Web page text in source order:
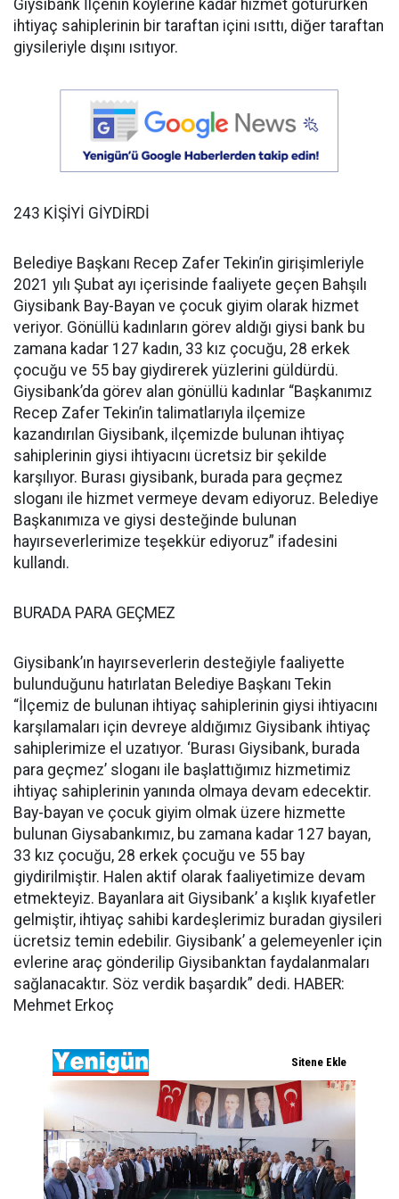
Giysibank İlçenin köylerine kadar hizmet götürürken
ihtiyaç sahiplerinin bir taraftan içini ısıttı, diğer taraftan
giysileriyle dışını ısıtıyor.
243 KİŞİYİ GİYDİRDİ
Belediye Başkanı Recep Zafer Tekin’in girişimleriyle
2021 yılı Şubat ayı içerisinde faaliyete geçen Bahşılı
Giysibank Bay-Bayan ve çocuk giyim olarak hizmet
veriyor. Gönüllü kadınların görev aldığı giysi bank bu
zamana kadar 127 kadın, 33 kız çocuğu, 28 erkek
çocuğu ve 55 bay giydirerek yüzlerini güldürdü.
Giysibank’da görev alan gönüllü kadınlar “Başkanımız
Recep Zafer Tekin’in talimatlarıyla ilçemize
kazandırılan Giysibank, ilçemizde bulunan ihtiyaç
sahiplerinin giysi ihtiyacını ücretsiz bir şekilde
karşılıyor. Burası giysibank, burada para geçmez
sloganı ile hizmet vermeye devam ediyoruz. Belediye
Başkanımıza ve giysi desteğinde bulunan
hayırseverlerimize teşekkür ediyoruz” ifadesini
kullandı.
BURADA PARA GEÇMEZ
Giysibank’ın hayırseverlerin desteğiyle faaliyette
bulunduğunu hatırlatan Belediye Başkanı Tekin
“İlçemiz de bulunan ihtiyaç sahiplerinin giysi ihtiyacını
karşılamaları için devreye aldığımız Giysibank ihtiyaç
sahiplerimize el uzatıyor. ‘Burası Giysibank, burada
para geçmez’ sloganı ile başlattığımız hizmetimiz
ihtiyaç sahiplerinin yanında olmaya devam edecektir.
Bay-bayan ve çocuk giyim olmak üzere hizmette
bulunan Giysabankımız, bu zamana kadar 127 bayan,
33 kız çocuğu, 28 erkek çocuğu ve 55 bay
giydirilmiştir. Halen aktif olarak faaliyetimize devam
etmekteyiz. Bayanlara ait Giysibank’ a kışlık kıyafetler
gelmiştir, ihtiyaç sahibi kardeşlerimiz buradan giysileri
ücretsiz temin edebilir. Giysibank’ a gelemeyenler için
evlerine araç gönderilip Giysibanktan faydalanmaları
sağlanacaktır. Söz verdik başardık” dedi. HABER:
Mehmet Erkoç